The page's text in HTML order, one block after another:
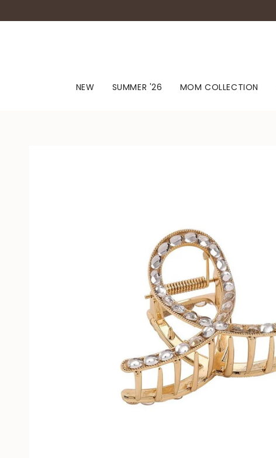
NEW SUMMER '26 MOM COLLECTION